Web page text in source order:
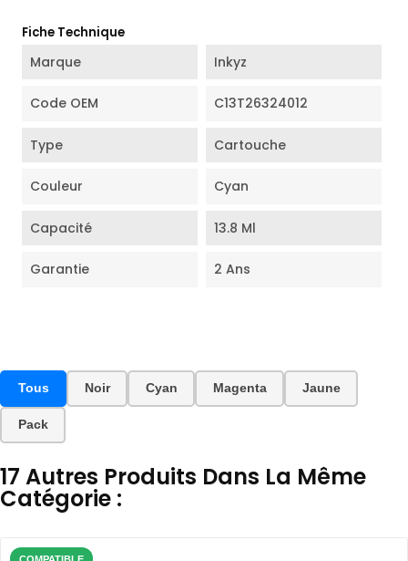
Fiche Technique
Marque Inkyz
Code OEM C13T26324012
Type Cartouche
Couleur Cyan
Capacité 13.8 Ml
Garantie 2 Ans
Tous Noir Cyan Magenta Jaune
Pack
17 Autres Produits Dans La Même
Catégorie :